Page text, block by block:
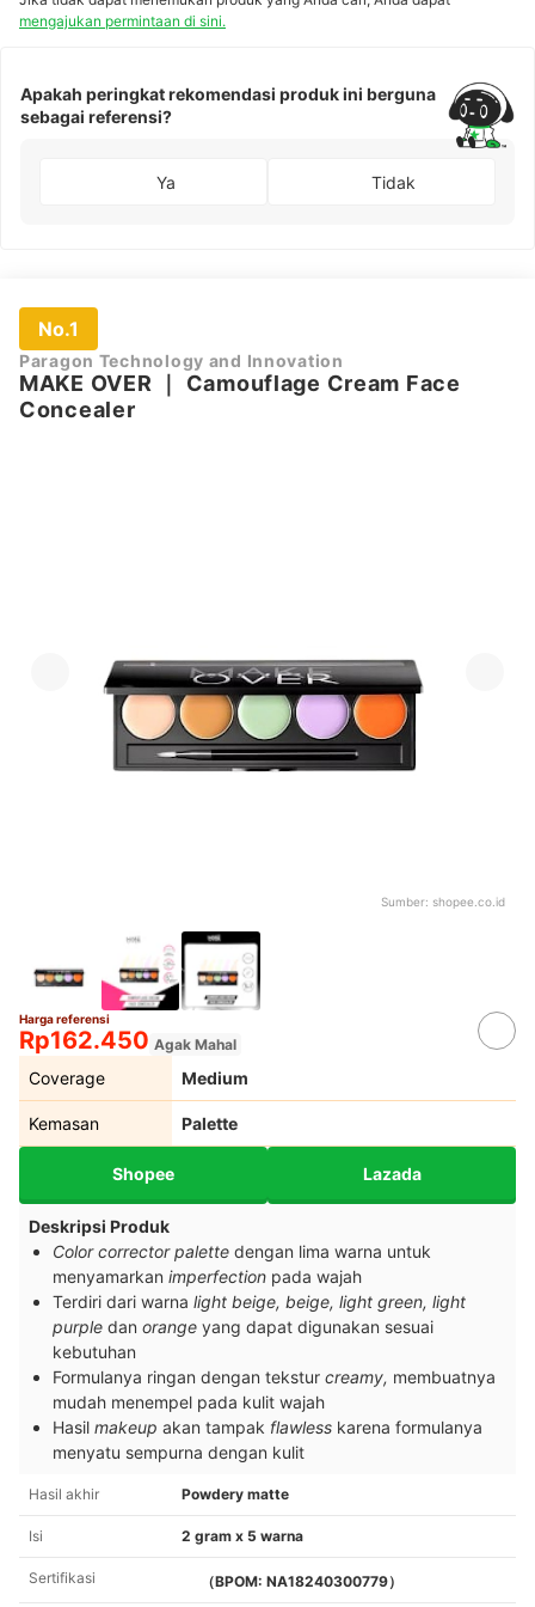
mengajukan permintaan di sini.
Apakah peringkat rekomendasi produk ini berguna
sebagai referensi?
Ya Tidak
No.1
Paragon Technology and Innovation
MAKE OVER
Camouflage Cream Face
Concealer
Sumber: shopee.co.id
Harga referensi
Rp162.450 Agak Mahal
Coverage Medium
Kemasan Palette
Shopee Lazada
Deskripsi Produk
Color corrector palette dengan lima warna untuk
menyamarkan imperfection pada wajah
Terdiri dari warna light beige, beige, light green, light
purple dan orange yang dapat digunakan sesuai
kebutuhan
Formulanya ringan dengan tekstur creamy, membuatnya
mudah menempel pada kulit wajah
Hasil makeup akan tampak flawless karena formulanya
menyatu sempurna dengan kulit
Hasil akhir Powdery matte
Isi 2 gram x 5 warna
Sertifikasi （BPOM: NA18240300779）